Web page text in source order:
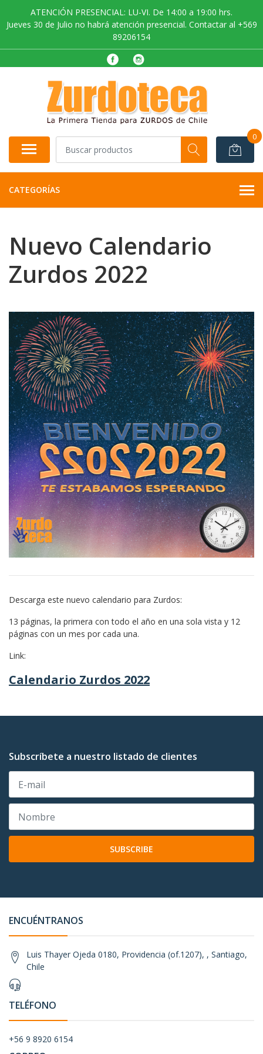
ATENCIÓN PRESENCIAL: LU-VI. De 14:00 a 19:00 hrs.
Jueves 30 de Julio no habrá atención presencial. Contactar al +569
89206154
0
CATEGORÍAS
Nuevo Calendario
Zurdos 2022
Descarga este nuevo calendario para Zurdos:
13 páginas, la primera con todo el año en una sola vista y 12
páginas con un mes por cada una.
Link:
Calendario Zurdos 2022
Subscríbete a nuestro listado de clientes
SUBSCRIBE
ENCUÉNTRANOS
Luis Thayer Ojeda 0180, Providencia (of.1207), , Santiago,
Chile
TELÉFONO
+56 9 8920 6154